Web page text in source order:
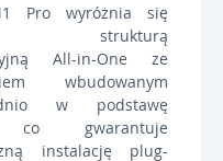
Pro wyróżnia się
strukturą
All-in-One ze
wbudowanym
w podstawę
co gwarantuje
instalację plug-